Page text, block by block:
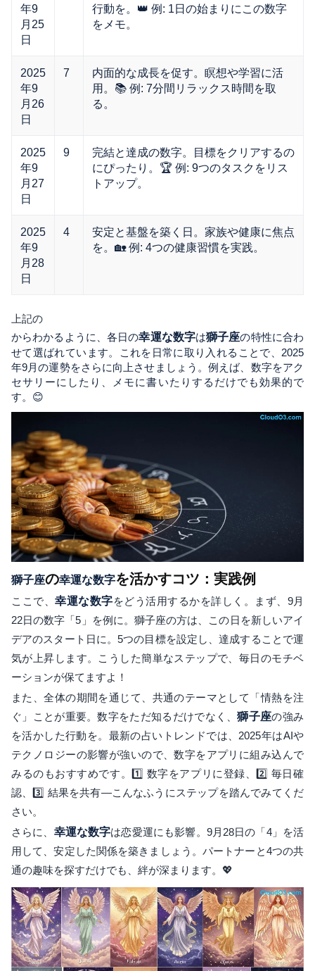
年9
月25
日
行動を。👑 例: 1日の始まりにこの数字
をメモ。
2025
年9
月26
日
7
内面的な成長を促す。瞑想や学習に活
用。📚 例: 7分間リラックス時間を取
る。
2025
年9
月27
日
9
完結と達成の数字。目標をクリアするの
にぴったり。🏆 例: 9つのタスクをリス
トアップ。
2025
年9
月28
日
4
安定と基盤を築く日。家族や健康に焦点
を。🏡 例: 4つの健康習慣を実践。
上記の
からわかるように、各日の幸運な数字は獅子座の特性に合わ
せて選ばれています。これを日常に取り入れることで、2025
年9月の運勢をさらに向上させましょう。例えば、数字をアク
セサリーにしたり、メモに書いたりするだけでも効果的で
す。😊
獅子座の幸運な数字を活かすコツ：実践例
ここで、 幸運な数字をどう活用するかを詳しく。まず、9月
22日の数字「5」を例に。獅子座の方は、この日を新しいアイ
デアのスタート日に。5つの目標を設定し、達成することで運
気が上昇します。こうした簡単なステップで、毎日のモチベ
ーションが保てますよ！
また、全体の期間を通じて、共通のテーマとして「情熱を注
ぐ」ことが重要。数字をただ知るだけでなく、獅子座の強み
を活かした行動を。最新の占いトレンドでは、2025年はAIや
テクノロジーの影響が強いので、数字をアプリに組み込んで
みるのもおすすめです。1️⃣ 数字をアプリに登録、2️⃣ 毎日確
認、3️⃣ 結果を共有—こんなふうにステップを踏んでみてくだ
さい。
さらに、 幸運な数字は恋愛運にも影響。9月28日の「4」を活
用して、安定した関係を築きましょう。パートナーと4つの共
通の趣味を探すだけでも、絆が深まります。💖